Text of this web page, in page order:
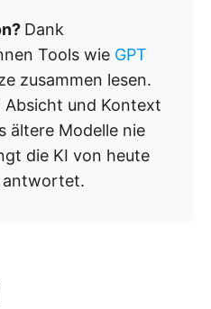
Dank
Tools wie GPT
zusammen lesen.
Absicht und Kontext
ältere Modelle nie
die KI von heute
antwortet.